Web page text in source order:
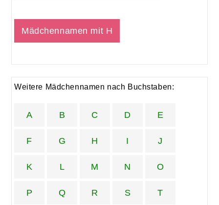
Mädchennamen mit H
Weitere Mädchennamen nach Buchstaben:
A B C D E
F G H I J
K L M N O
P Q R S T